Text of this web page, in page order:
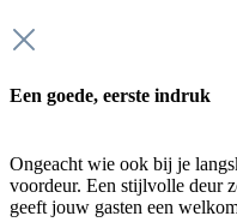
Een goede, eerste indruk
Ongeacht wie ook bij je
voordeur. Een stijlvolle deur
geeft jouw gasten een